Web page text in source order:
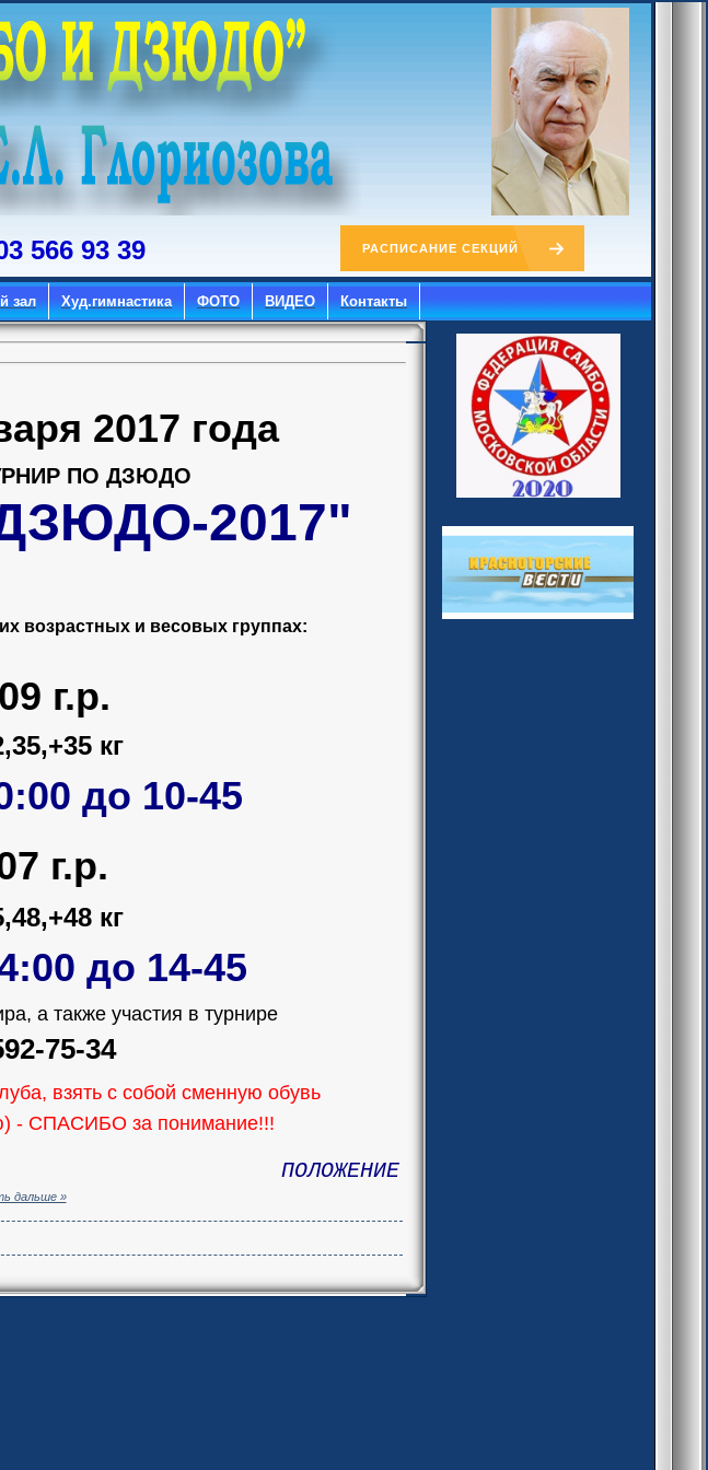
566 93 39 РАСПИСАНИЕ СЕКЦИЙ
зал Худ.гимнастика ФОТО ВИДЕО Контакты
2017 года
ПО ДЗЮДО
2017"
возрастных и весовых группах:
г.р.
кг
до 10-45
г.р.
кг
до 14-45
а также участия в турнире
75-34
взять с собой сменную обувь
- СПАСИБО за понимание!!!
ПОЛОЖЕНИЕ
дальше »